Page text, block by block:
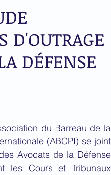
D'OUTRAGE
DÉFENSE
du Barreau de la
(ABCPI) se joint
Avocats de la Défense
les Cours et Tribunaux